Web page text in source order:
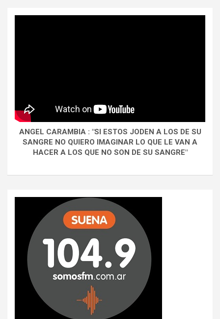
ANGEL CARAMBIA : "SI ESTOS JODEN A LOS DE SU
SANGRE NO QUIERO IMAGINAR LO QUE LE VAN A
HACER A LOS QUE NO SON DE SU SANGRE"